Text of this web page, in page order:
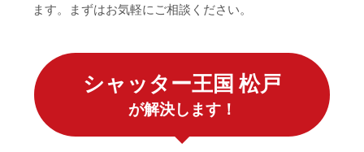
ます。まずはお気軽にご相談ください。
シャッター王国 松戸
が解決します！